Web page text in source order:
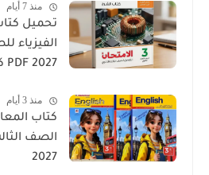
منذ 7 أيام
تحميل
الفيزياء
2027 PDF كتاب الشرح
منذ 3 أيام
كتاب
الصف
2027